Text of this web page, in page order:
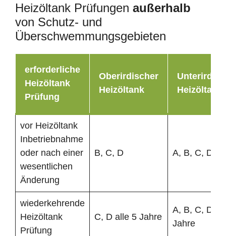
Heizöltank Prüfungen außerhalb
von Schutz- und
Überschwemmungsgebieten
erforderliche
Heizöltank
Prüfung
Oberirdischer
Heizöltank
Heizöltank
vor Heizöltank
Inbetriebnahme
oder nach einer
wesentlichen
Änderung
B, C, D A, B, C, D
wiederkehrende
Heizöltank
Prüfung
C, D alle 5 Jahre
A, B, C, D
Jahre